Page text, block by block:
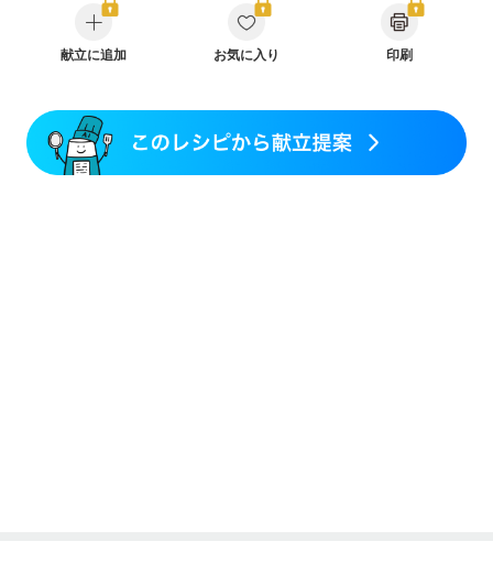
乳がん（抗がん剤治療中）
乳がん（ホルモン療法中）
乳がん（放射線治療中）
乳がん治療を終えた方・経過観察中の方など
献立に追加 お気に入り 印刷